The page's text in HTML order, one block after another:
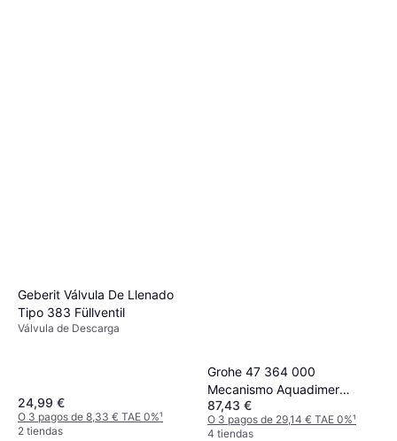
Geberit Válvula De Llenado
Tipo 383 Füllventil
Válvula de Descarga
24,99 €
O 3 pagos de 8,33 € TAE 0%¹
2 tiendas
Grohe 47 364 000
Mecanismo Aquadimer
34367
87,43 €
O 3 pagos de 29,14 € TAE 0%¹
4 tiendas